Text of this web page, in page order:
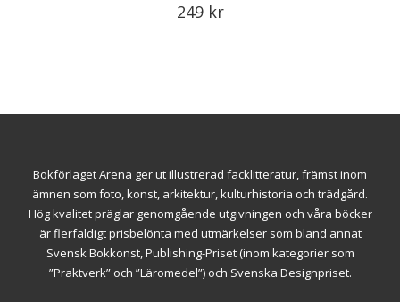
249 kr
Bokförlaget Arena ger ut illustrerad facklitteratur, främst inom
ämnen som foto, konst, arkitektur, kulturhistoria och trädgård.
Hög kvalitet präglar genomgående utgivningen och våra böcker
är flerfaldigt prisbelönta med utmärkelser som bland annat
Svensk Bokkonst, Publishing-Priset (inom kategorier som
”Praktverk” och ”Läromedel”) och Svenska Designpriset.